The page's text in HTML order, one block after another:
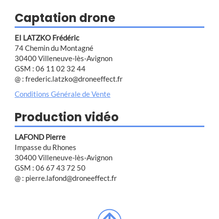
Captation drone
EI LATZKO Frédéric
74 Chemin du Montagné
30400 Villeneuve-lès-Avignon
GSM : 06 11 02 32 44
@ : frederic.latzko@droneeffect.fr
Conditions Générale de Vente
Production vidéo
LAFOND Pierre
Impasse du Rhones
30400 Villeneuve-lès-Avignon
GSM : 06 67 43 72 50
@ : pierre.lafond@droneeffect.fr